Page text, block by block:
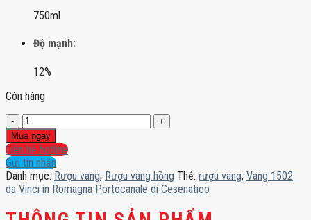
750ml
Độ mạnh:
12%
Còn hàng
Vang
1502
da
Vinci
in
Romagna
Portocanale
di
Mua ngay
Liên hệ hotline
Gửi tin nhắn
Danh mục: Rượu vang, Rượu vang hồng Thẻ: rượu vang, Vang 1502
da Vinci in Romagna Portocanale di Cesenatico